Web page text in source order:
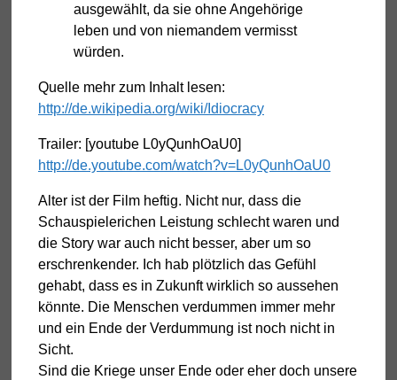
ausgewählt, da sie ohne Angehörige
leben und von niemandem vermisst
würden.
Quelle mehr zum Inhalt lesen:
http://de.wikipedia.org/wiki/Idiocracy
Trailer: [youtube L0yQunhOaU0]
http://de.youtube.com/watch?v=L0yQunhOaU0
Alter ist der Film heftig. Nicht nur, dass die
Schauspielerichen Leistung schlecht waren und
die Story war auch nicht besser, aber um so
erschrenkender. Ich hab plötzlich das Gefühl
gehabt, dass es in Zukunft wirklich so aussehen
könnte. Die Menschen verdummen immer mehr
und ein Ende der Verdummung ist noch nicht in
Sicht.
Sind die Kriege unser Ende oder eher doch unsere